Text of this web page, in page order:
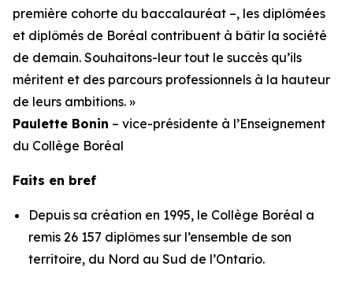
première cohorte du baccalauréat –, les diplômées
et diplômés de Boréal contribuent à bâtir la société
de demain. Souhaitons-leur tout le succès qu’ils
méritent et des parcours professionnels à la hauteur
de leurs ambitions. »
Paulette Bonin – vice-présidente à l’Enseignement
du Collège Boréal
Faits en bref
Depuis sa création en 1995, le Collège Boréal a
remis 26 157 diplômes sur l’ensemble de son
territoire, du Nord au Sud de l’Ontario.